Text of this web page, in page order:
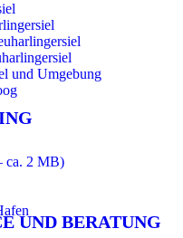
und Umgebung
ca. 2 MB)
UND BERATUNG